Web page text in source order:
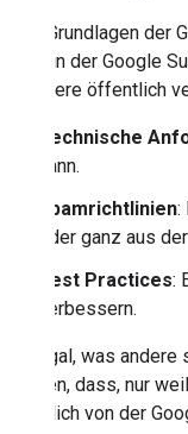
In den Grundlagen
Inhalte in der Google
und andere öffentlich
Technische
kann.
Spamrichtlinien:
oder ganz aus
Best Practices:
verbessern.
Ganz egal, was
beachten, dass, nur
tatsächlich von der